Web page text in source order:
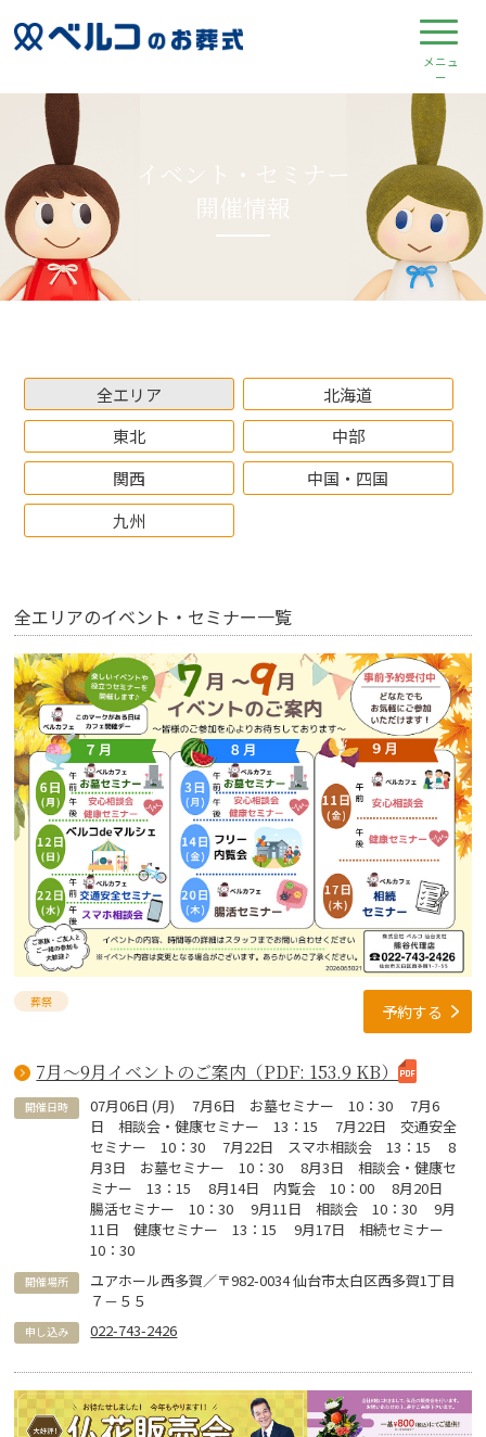
イベント・セミナー
開催情報
全エリア
北海道
東北
中部
関西
中国・四国
九州
全エリアのイベント・セミナー一覧
葬祭 予約する
7月～9月イベントのご案内（PDF: 153.9 KB）
開催日時 07月06日 (月) 7月6日 お墓セミナー 10：30 7月6
日 相談会・健康セミナー 13：15 7月22日 交通安全
セミナー 10：30 7月22日 スマホ相談会 13：15 8
月3日 お墓セミナー 10：30 8月3日 相談会・健康セ
ミナー 13：15 8月14日 内覧会 10：00 8月20日
腸活セミナー 10：30 9月11日 相談会 10：30 9月
11日 健康セミナー 13：15 9月17日 相続セミナー
10：30
開催場所
ユアホール西多賀／〒982-0034 仙台市太白区西多賀1丁目
７－５５
申し込み 022-743-2426